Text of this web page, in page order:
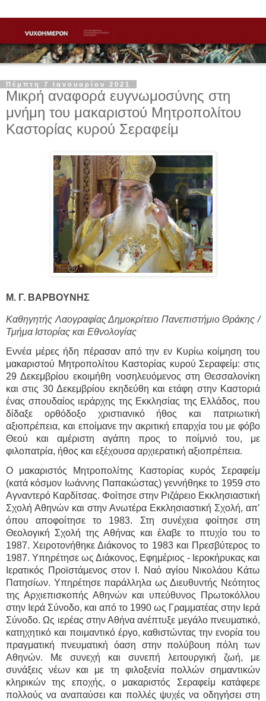
Πέμπτη 7 Ιανουαρίου 2021
Μικρή αναφορά ευγνωμοσύνης στη
μνήμη του μακαριστού Μητροπολίτου
Καστορίας κυρού Σεραφείμ
Μ. Γ. ΒΑΡΒΟΥΝΗΣ
Καθηγητής Λαογραφίας Δημοκρίτειο Πανεπιστήμιο Θράκης /
Τμήμα Ιστορίας και Εθνολογίας
Εννέα μέρες ήδη πέρασαν από την εν Κυρίω κοίμηση του
μακαριστού Μητροπολίτου Καστορίας κυρού Σεραφείμ: στις
29 Δεκεμβρίου εκοιμήθη νοσηλευόμενος στη Θεσσαλονίκη
και στις 30 Δεκεμβρίου εκηδεύθη και ετάφη στην Καστοριά
ένας σπουδαίος ιεράρχης της Εκκλησίας της Ελλάδος, που
δίδαξε ορθόδοξο χριστιανικό ήθος και πατριωτική
αξιοπρέπεια, και εποίμανε την ακριτική επαρχία του με φόβο
Θεού και αμέριστη αγάπη προς το ποίμνιό του, με
φιλοπατρία, ήθος και εξέχουσα αρχιερατική αξιοπρέπεια.
Ο μακαριστός Μητροπολίτης Καστορίας κυρός Σεραφείμ
(κατά κόσμον Ιωάννης Παπακώστας) γεννήθηκε το 1959 στο
Αγναντερό Καρδίτσας. Φοίτησε στην Ριζάρειο Εκκλησιαστική
Σχολή Αθηνών και στην Ανωτέρα Εκκλησιαστική Σχολή, απ’
όπου αποφοίτησε το 1983. Στη συνέχεια φοίτησε στη
Θεολογική Σχολή της Αθήνας και έλαβε το πτυχίο του το
1987. Χειροτονήθηκε Διάκονος το 1983 και Πρεσβύτερος το
1987. Υπηρέτησε ως Διάκονος, Εφημέριος - Ιεροκήρυκας και
Ιερατικός Προϊστάμενος στον Ι. Ναό αγίου Νικολάου Κάτω
Πατησίων. Υπηρέτησε παράλληλα ως Διευθυντής Νεότητος
της Αρχιεπισκοπής Αθηνών και υπεύθυνος Πρωτοκόλλου
στην Ιερά Σύνοδο, και από το 1990 ως Γραμματέας στην Ιερά
Σύνοδο. Ως ιερέας στην Αθήνα ανέπτυξε μεγάλο πνευματικό,
κατηχητικό και ποιμαντικό έργο, καθιστώντας την ενορία του
πραγματική πνευματική όαση στην πολύβουη πόλη των
Αθηνών. Με συνεχή και συνεπή λειτουργική ζωή, με
συνάξεις νέων και με τη φιλοξενία πολλών σημαντικών
κληρικών της εποχής, ο μακαριστός Σεραφείμ κατάφερε
πολλούς να αναπαύσει και πολλές ψυχές να οδηγήσει στη